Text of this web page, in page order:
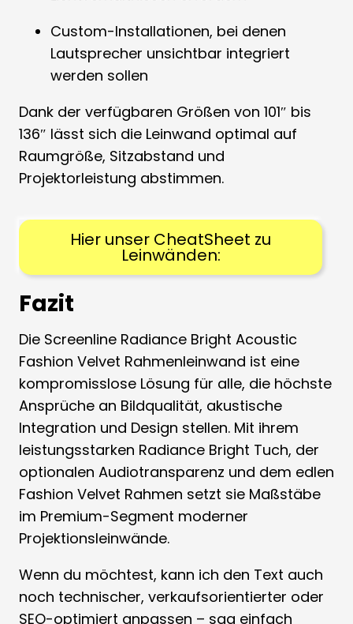
Custom-Installationen, bei denen
Lautsprecher unsichtbar integriert
werden sollen
Dank der verfügbaren Größen von 101″ bis
136″ lässt sich die Leinwand optimal auf
Raumgröße, Sitzabstand und
Projektorleistung abstimmen.
Hier unser CheatSheet zu
Leinwänden:
Fazit
Die Screenline Radiance Bright Acoustic
Fashion Velvet Rahmenleinwand ist eine
kompromisslose Lösung für alle, die höchste
Ansprüche an Bildqualität, akustische
Integration und Design stellen. Mit ihrem
leistungsstarken Radiance Bright Tuch, der
optionalen Audiotransparenz und dem edlen
Fashion Velvet Rahmen setzt sie Maßstäbe
im Premium-Segment moderner
Projektionsleinwände.
Wenn du möchtest, kann ich den Text auch
noch technischer, verkaufsorientierter oder
SEO-optimiert anpassen – sag einfach